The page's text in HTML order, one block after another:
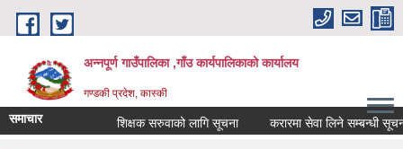
Skip to main content
अन्नपूर्ण गाउँपालिका ,गाँउ कार्यपालिकाको कार्यालय
गण्डकी प्रदेश, कास्की
समाचार शिक्षक सरुवाको लागि सूचना करारमा सेवा लिने सम्बन्धी सूचना ।